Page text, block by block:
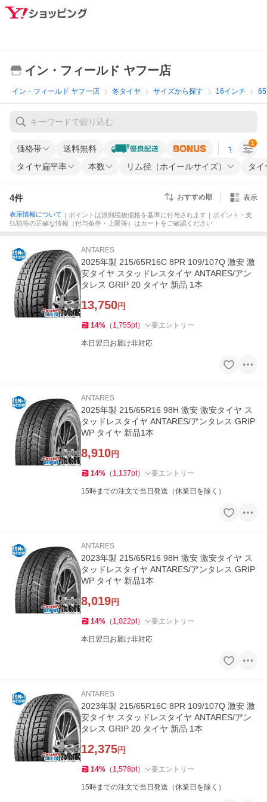
イン・フィールド ヤフー店
イン・フィールド ヤフー店 冬タイヤ サイズから探す 16インチ
価格帯 送料無料 すべての条
タイヤ扁平率 本数 リム径（ホイールサイズ） タ
1
4件 おすすめ順 表示
表示情報について ｜ポイントは原則税抜価格を基準に付与されます｜ポイント・支
払額等の正確な情報（付与条件・上限等）はカートをご確認ください
ANTARES
2025年製 215/65R16C 8PR 109/107Q 激安 激
安タイヤ スタッドレスタイヤ ANTARES/アン
タレス GRIP 20 タイヤ 新品 1本
13,750円
14% （ 1,755pt） 要エントリー
本日翌日お届け非対応
ANTARES
2025年製 215/65R16 98H 激安 激安タイヤ ス
タッドレスタイヤ ANTARES/アンタレス GRIP
WP タイヤ 新品1本
8,910円
14% （ 1,137pt） 要エントリー
15時までの注文で当日発送（休業日を除く）
ANTARES
2023年製 215/65R16 98H 激安 激安タイヤ ス
タッドレスタイヤ ANTARES/アンタレス GRIP
WP タイヤ 新品1本
8,019円
14% （ 1,022pt） 要エントリー
本日翌日お届け非対応
ANTARES
2023年製 215/65R16C 8PR 109/107Q 激安 激
安タイヤ スタッドレスタイヤ ANTARES/アン
タレス GRIP 20 タイヤ 新品 1本
12,375円
14% （ 1,578pt） 要エントリー
15時までの注文で当日発送（休業日を除く）